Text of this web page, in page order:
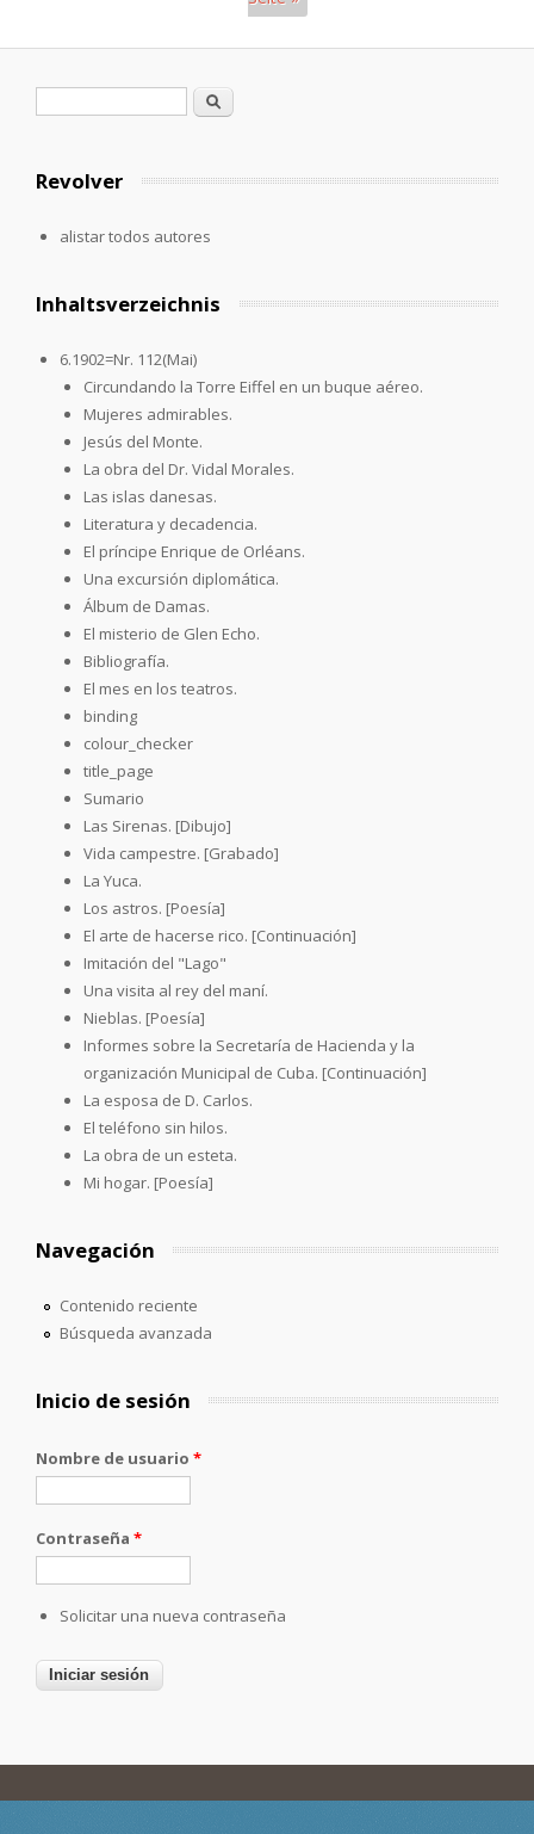
Formulario de búsqueda
Buscar
Revolver
alistar todos autores
Inhaltsverzeichnis
6.1902=Nr. 112(Mai)
Circundando la Torre Eiffel en un buque aéreo.
Mujeres admirables.
Jesús del Monte.
La obra del Dr. Vidal Morales.
Las islas danesas.
Literatura y decadencia.
El príncipe Enrique de Orléans.
Una excursión diplomática.
Álbum de Damas.
El misterio de Glen Echo.
Bibliografía.
El mes en los teatros.
binding
colour_checker
title_page
Sumario
Las Sirenas. [Dibujo]
Vida campestre. [Grabado]
La Yuca.
Los astros. [Poesía]
El arte de hacerse rico. [Continuación]
Imitación del "Lago"
Una visita al rey del maní.
Nieblas. [Poesía]
Informes sobre la Secretaría de Hacienda y la
organización Municipal de Cuba. [Continuación]
La esposa de D. Carlos.
El teléfono sin hilos.
La obra de un esteta.
Mi hogar. [Poesía]
Navegación
Contenido reciente
Búsqueda avanzada
Inicio de sesión
Nombre de usuario *
Contraseña *
Solicitar una nueva contraseña